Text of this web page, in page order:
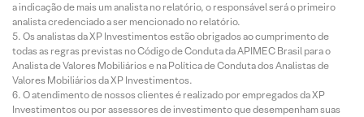
a indicação de mais um analista no relatório, o responsável será o primeiro
analista credenciado a ser mencionado no relatório.
Os analistas da XP Investimentos estão obrigados ao cumprimento de
todas as regras previstas no Código de Conduta da APIMEC Brasil para o
Analista de Valores Mobiliários e na Política de Conduta dos Analistas de
Valores Mobiliários da XP Investimentos.
O atendimento de nossos clientes é realizado por empregados da XP
Investimentos ou por assessores de investimento que desempenham suas